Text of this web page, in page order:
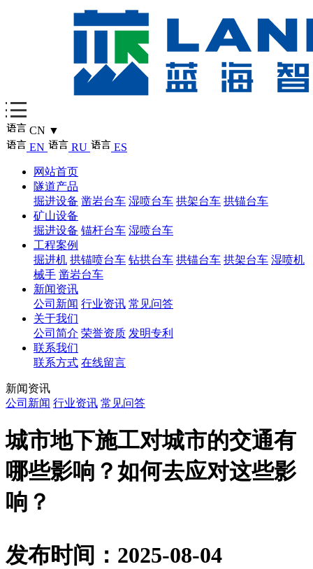
CN ▼
EN
RU ES
网站首页
隧道产品
掘进设备 凿岩台车 湿喷台车 拱架台车 拱锚台车
矿山设备
掘进设备 锚杆台车 湿喷台车
工程案例
掘进机 拱锚喷台车 钻拱台车 拱锚台车 拱架台车 湿喷机
械手 凿岩台车
新闻资讯
公司新闻 行业资讯 常见问答
关于我们
公司简介 荣誉资质 发明专利
联系我们
联系方式 在线留言
新闻资讯
公司新闻 行业资讯 常见问答
城市地下施工对城市的交通有
哪些影响？如何去应对这些影
响？
发布时间：2025-08-04